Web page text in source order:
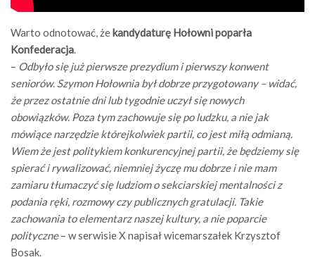
Warto odnotować, żekandydaturę Hołowni poparła
Konfederacja.
– Odbyło się już pierwsze prezydium i pierwszy konwent
seniorów. Szymon Hołownia był dobrze przygotowany – widać,
że przez ostatnie dni lub tygodnie uczył się nowych
obowiązków. Poza tym zachowuje się po ludzku, a nie jak
mówiące narzędzie którejkolwiek partii, co jest miłą odmianą.
Wiem że jest politykiem konkurencyjnej partii, że będziemy się
spierać i rywalizować, niemniej życzę mu dobrze i nie mam
zamiaru tłumaczyć się ludziom o sekciarskiej mentalności z
podania ręki, rozmowy czy publicznych gratulacji. Takie
zachowania to elementarz naszej kultury, a nie poparcie
polityczne– w serwisie X napisał wicemarszałek Krzysztof
Bosak.